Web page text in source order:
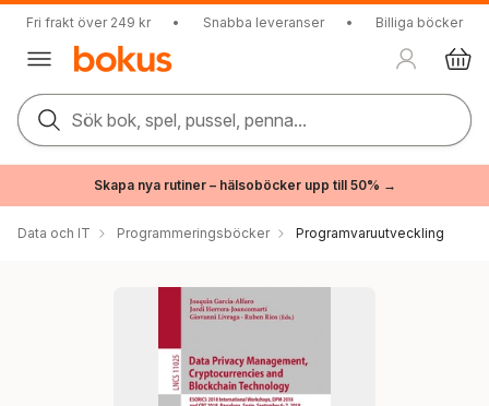
Fri frakt över 249 kr • Snabba leveranser • Billiga böcker
Sök bok, spel, pussel, penna...
Skapa nya rutiner – hälsoböcker upp till 50% →
Data och IT Programmeringsböcker Programvaruutveckling